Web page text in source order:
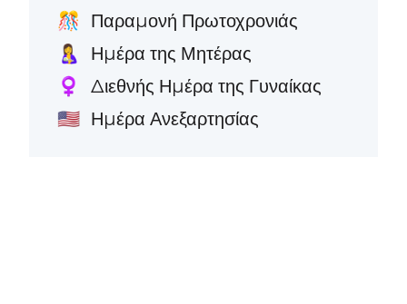
🎊 Παραμονή Πρωτοχρονιάς
🤱 Ημέρα της Μητέρας
♀️ Διεθνής Ημέρα της Γυναίκας
🇺🇸 Ημέρα Ανεξαρτησίας